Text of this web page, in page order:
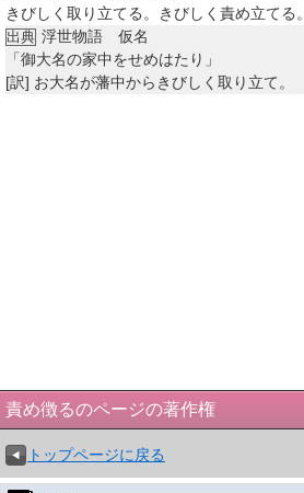
きびしく取り立てる。きびしく責め立てる。
出典 浮世物語 仮名
「御大名の家中をせめはたり」
[訳] お大名が藩中からきびしく取り立て。
責め徴るのページの著作権
トップページに戻る